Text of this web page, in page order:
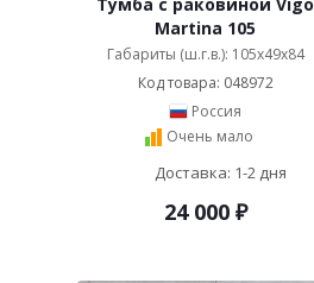
Martina 105
Габариты (ш.г.в.): 105x49x84
Код товара: 048972
Россия
Очень мало
Доставка: 1-2 дня
24 000₽